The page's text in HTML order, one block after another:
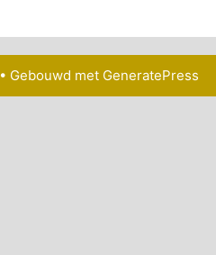
• Gebouwd met GeneratePress